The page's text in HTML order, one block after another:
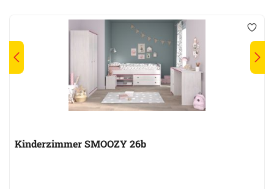
Kinderzimmer SMOOZY 26b